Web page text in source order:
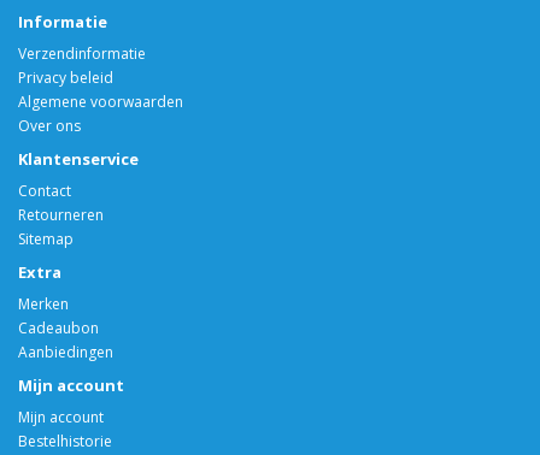
Informatie
Verzendinformatie
Privacy beleid
Algemene voorwaarden
Over ons
Klantenservice
Contact
Retourneren
Sitemap
Extra
Merken
Cadeaubon
Aanbiedingen
Mijn account
Mijn account
Bestelhistorie